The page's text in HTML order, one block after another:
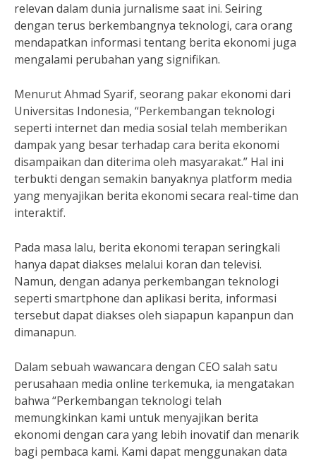
relevan dalam dunia jurnalisme saat ini. Seiring
dengan terus berkembangnya teknologi, cara orang
mendapatkan informasi tentang berita ekonomi juga
mengalami perubahan yang signifikan.
Menurut Ahmad Syarif, seorang pakar ekonomi dari
Universitas Indonesia, “Perkembangan teknologi
seperti internet dan media sosial telah memberikan
dampak yang besar terhadap cara berita ekonomi
disampaikan dan diterima oleh masyarakat.” Hal ini
terbukti dengan semakin banyaknya platform media
yang menyajikan berita ekonomi secara real-time dan
interaktif.
Pada masa lalu, berita ekonomi terapan seringkali
hanya dapat diakses melalui koran dan televisi.
Namun, dengan adanya perkembangan teknologi
seperti smartphone dan aplikasi berita, informasi
tersebut dapat diakses oleh siapapun kapanpun dan
dimanapun.
Dalam sebuah wawancara dengan CEO salah satu
perusahaan media online terkemuka, ia mengatakan
bahwa “Perkembangan teknologi telah
memungkinkan kami untuk menyajikan berita
ekonomi dengan cara yang lebih inovatif dan menarik
bagi pembaca kami. Kami dapat menggunakan data